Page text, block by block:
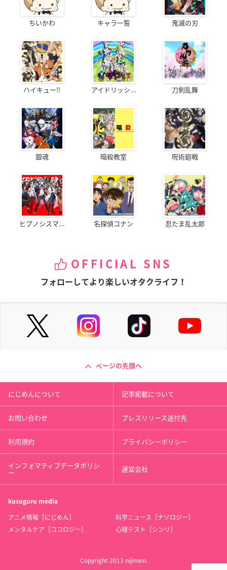
ちいかわ キャラ一覧 鬼滅の刃
ハイキュー!! アイドリッシ... 刀剣乱舞
銀魂 暗殺教室 呪術廻戦
ヒプノシスマ... 名探偵コナン 忍たま乱太郎
OFFICIAL SNS
フォローしてより楽しいオタクライフ！
ページの先頭へ
にじめんについて 記事掲載について
お問い合わせ プレスリリース送付先
利用規約 プライバシーポリシー
インフォマティブデータポリシ
ー 運営会社
kusuguru media
アニメ情報［にじめん］
科学ニュース［ナゾロジー］
メンタルケア［ココロジー］
心理テスト［シンリ］
Copyright 2013 nijimen.